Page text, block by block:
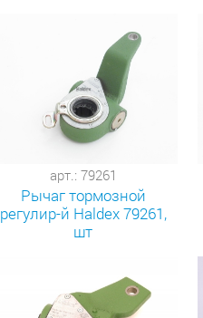
арт.: 79261
Рычаг тормозной
регулир-й Haldex 79261,
шт